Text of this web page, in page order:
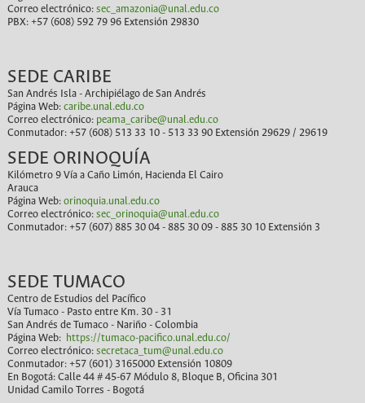
Correo electrónico: sec_amazonia@unal.edu.co
PBX: +57 (608) 592 79 96 Extensión 29830
SEDE CARIBE
San Andrés Isla - Archipiélago de San Andrés
Página Web: caribe.unal.edu.co
Correo electrónico: peama_caribe@unal.edu.co
Conmutador: +57 (608) 513 33 10 - 513 33 90 Extensión 29629 / 29619
SEDE ORINOQUÍA
Kilómetro 9 Vía a Caño Limón, Hacienda El Cairo
Arauca
Página Web: orinoquia.unal.edu.co
Correo electrónico: sec_orinoquia@unal.edu.co
Conmutador: +57 (607) 885 30 04 - 885 30 09 - 885 30 10 Extensión 3
SEDE TUMACO
Centro de Estudios del Pacífico
Vía Tumaco - Pasto entre Km. 30 - 31
San Andrés de Tumaco - Nariño - Colombia
Página Web: https://tumaco-pacifico.unal.edu.co/
Correo electrónico: secretaca_tum@unal.edu.co
Conmutador: +57 (601) 3165000 Extensión 10809
En Bogotá: Calle 44 # 45-67 Módulo 8, Bloque B, Oficina 301
Unidad Camilo Torres - Bogotá